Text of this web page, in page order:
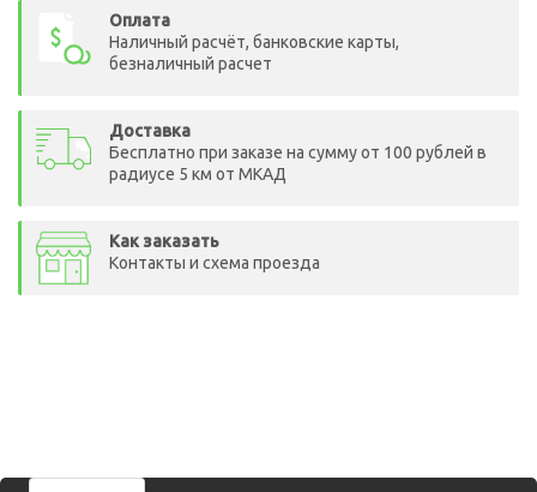
Оплата
Наличный расчёт, банковские карты,
безналичный расчет
Доставка
Бесплатно при заказе на сумму от 100 рублей в
радиусе 5 км от МКАД
Как заказать
Контакты и схема проезда